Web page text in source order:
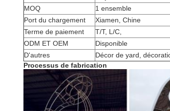
MOQ
1 ensemble
Port du chargement
Xiamen, Chine
Terme de paiement
T/T, L/C,
ODM ET OEM
Disponible
D'autres
Décor de yard,
Processus de fabrication